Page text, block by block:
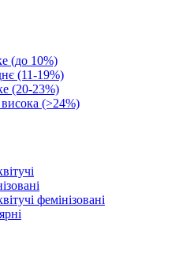
(до 10%)
(11-19%)
(20-23%)
(>24%)
фемінізовані